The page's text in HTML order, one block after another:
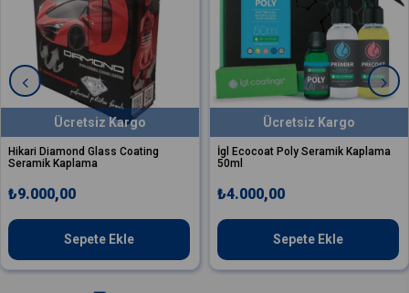
İgl Ecocoat Poly Seramik Kaplama
50ml
Ücretsiz Kargo
Slopes Dark
Ücretsiz